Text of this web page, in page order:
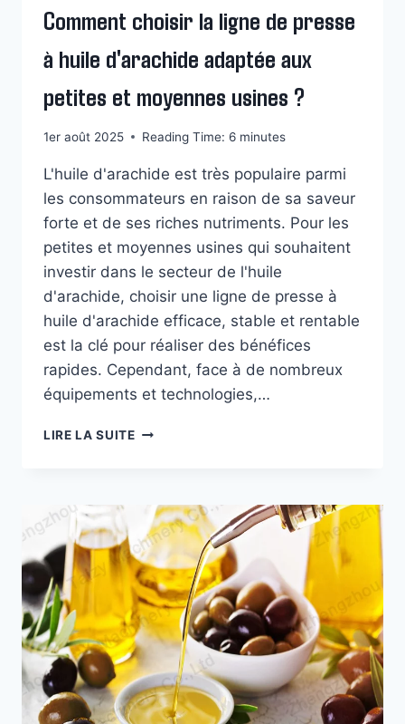
Comment choisir la ligne de presse
à huile d'arachide adaptée aux
petites et moyennes usines ?
1er août 2025 Reading Time: 6 minutes
L'huile d'arachide est très populaire parmi
les consommateurs en raison de sa saveur
forte et de ses riches nutriments. Pour les
petites et moyennes usines qui souhaitent
investir dans le secteur de l'huile
d'arachide, choisir une ligne de presse à
huile d'arachide efficace, stable et rentable
est la clé pour réaliser des bénéfices
rapides. Cependant, face à de nombreux
équipements et technologies,…
LIRE LA SUITECOMMENT
PRESSE
À
HUILE
D'ARACHIDE
ADAPTÉE
AUX
PETITES
ET
MOYENNES
USINES
?